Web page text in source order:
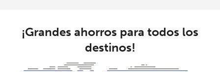
¡Grandes ahorros para todos los
destinos!